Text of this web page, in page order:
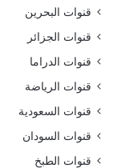
قنوات البحرين
قنوات الجزائر
قنوات الدراما
قنوات الرياضة
قنوات السعودية
قنوات السودان
قنوات الطبخ